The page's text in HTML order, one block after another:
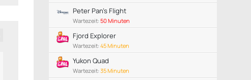
Peter Pan's Flight
Wartezeit: 50 Minuten
Fjord Explorer
Wartezeit: 45 Minuten
Yukon Quad
Wartezeit: 35 Minuten